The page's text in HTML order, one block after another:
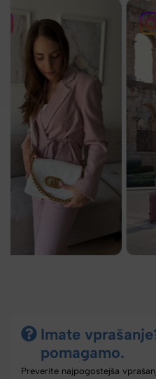
Imate
pomagamo.
Preverite najpogostejša